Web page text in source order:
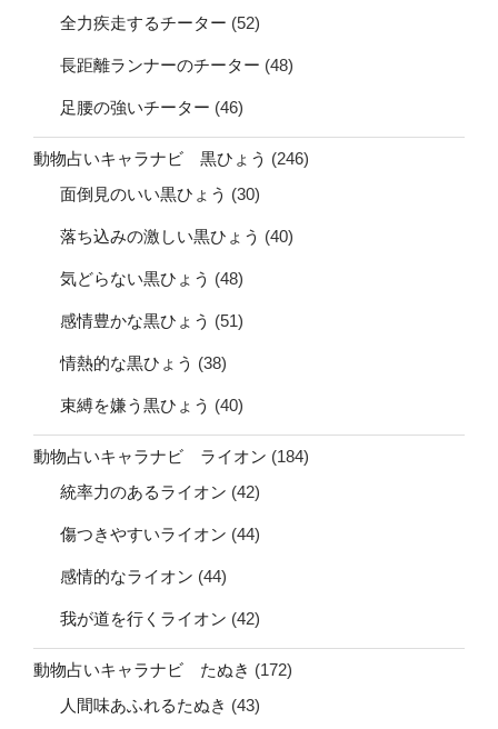
全力疾走するチーター (52)
長距離ランナーのチーター (48)
足腰の強いチーター (46)
動物占いキャラナビ 黒ひょう (246)
面倒見のいい黒ひょう (30)
落ち込みの激しい黒ひょう (40)
気どらない黒ひょう (48)
感情豊かな黒ひょう (51)
情熱的な黒ひょう (38)
束縛を嫌う黒ひょう (40)
動物占いキャラナビ ライオン (184)
統率力のあるライオン (42)
傷つきやすいライオン (44)
感情的なライオン (44)
我が道を行くライオン (42)
動物占いキャラナビ たぬき (172)
人間味あふれるたぬき (43)